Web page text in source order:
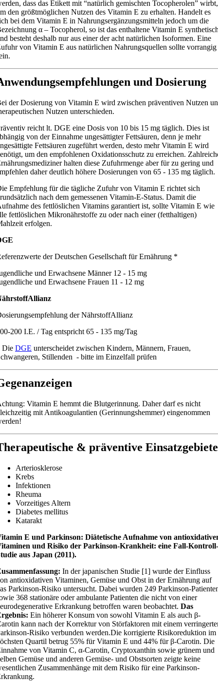
dass das Etikett mit “natürlich gemischten Tocopherolen” wirbt,
den größtmöglichen Nutzen des Vitamin E zu erhalten. Handelt es
bei dem Vitamin E in Nahrungsergänzungsmitteln jedoch um die
α – Tocopherol, so ist das enthaltene Vitamin E
besteht deshalb nur aus einer der acht natürlichen Isoformen. Eine
von Vitamin E aus natürlichen Nahrungsquellen sollte vorrangig
und Dosierung
der Dosierung von Vitamin E wird zwischen präventiven Nutzen
Nutzen unterschieden.
reicht lt. DGE eine Dosis von 10 bis 15 mg täglich. Dies ist
von der Einnahme ungesättigter Fettsäuren, denn je mehr
Fettsäuren zugeführt werden, desto mehr Vitamin E wird
um den empfohlenen Oxidationsschutz zu erreichen.
halten diese Zufuhrmenge aber für zu gering und
daher deutlich höhere Dosierungen von 65 - 135 mg täglich.
Empfehlung für die tägliche Zufuhr von Vitamin E richtet sich
nach dem gemessenen Vitamin-E-Status. Damit die
des fettlöslichen Vitamins garantiert ist, sollte Vitamin E wie
fettlöslichen Mikronährstoffe zu oder nach einer (fetthaltigen)
erfolgen.
der Deutschen Gesellschaft für Ernährung *
und Erwachsene Männer 12 - 15 mg
und Erwachsene Frauen 11 - 12 mg
der NährstoffAllianz
200 I.E. / Tag entspricht 65 - 135 mg/Tag
Die DGE unterscheidet zwischen Kindern, Männern, Frauen,
Stillenden - bitte im Einzelfall prüfen
Vitamin E hemmt die Blutgerinnung. Daher darf es nicht
mit Antikoagulantien (Gerinnungshemmer) eingenommen
& präventive Einsatzgebiete
Arteriosklerose
Krebs
Infektionen
Rheuma
Vorzeitiges Altern
Diabetes mellitus
Katarakt
E und Parkinson: Diätetische Aufnahme von
und Risiko der Parkinson-Krankheit: eine Fall-Kontroll-
aus Japan (2011).
In der japanischen Studie [1] wurde der Einfluss
antioxidativen Vitaminen, Gemüse und Obst in der Ernährung auf
Parkinson-Risiko untersucht. Dabei wurden 249 Parkinson-
368 stationäre oder ambulante Patienten die nicht von einer
Erkrankung betroffen waren beobachtet. Das
Ein höherer Konsum von sowohl Vitamin E als auch β-
kann nach der Korrektur von Störfaktoren mit einem
Risiko verbunden werden.Die korrigierte Risikoreduktion im
Quartil betrug 55% für Vitamin E und 44% für β-Carotin. Die
von Vitamin C, α-Carotin, Cryptoxanthin sowie grünem und
Gemüse und anderen Gemüse- und Obstsorten zeigte keine
Zusammenhänge mit dem Risiko für eine Parkinson-